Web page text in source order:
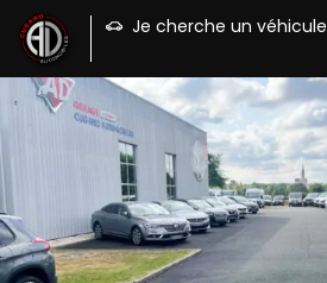
Je cherche un véhicule